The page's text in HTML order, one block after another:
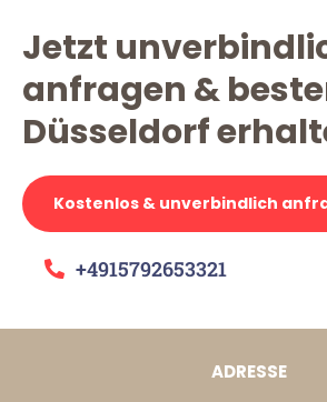
Jetzt
anfragen &
Düsseldorf
Kostenlos & unverbindlich
+4915792653321
ADRESSE